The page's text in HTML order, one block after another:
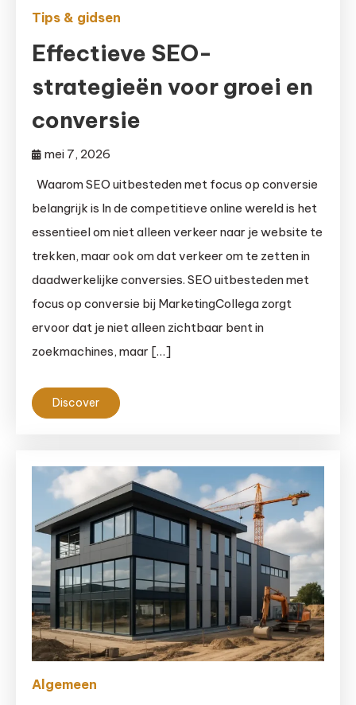
Tips & gidsen
Effectieve SEO-
strategieën voor groei en
conversie
mei 7, 2026
Waarom SEO uitbesteden met focus op conversie
belangrijk is In de competitieve online wereld is het
essentieel om niet alleen verkeer naar je website te
trekken, maar ook om dat verkeer om te zetten in
daadwerkelijke conversies. SEO uitbesteden met
focus op conversie bij MarketingCollega zorgt
ervoor dat je niet alleen zichtbaar bent in
zoekmachines, maar […]
Discover
Algemeen